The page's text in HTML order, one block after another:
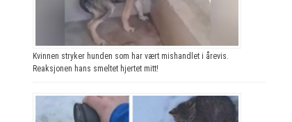
Kvinnen stryker hunden som har vært mishandlet i årevis.
Reaksjonen hans smeltet hjertet mitt!